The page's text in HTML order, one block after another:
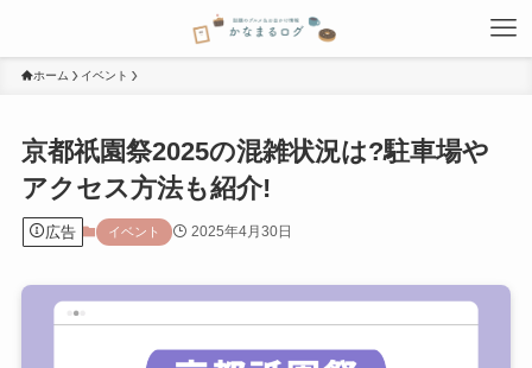
ホーム イベント
京都祇園祭2025の混雑状況は?駐車場や
アクセス方法も紹介!
広告 イベント 2025年4月30日